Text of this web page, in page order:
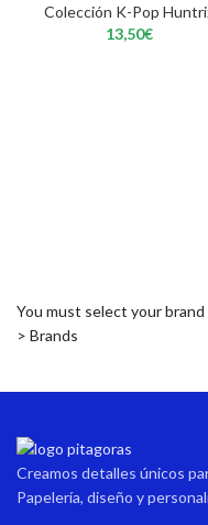
Colección K-Pop
13,50€
You must select your
> Brands
Creamos detalles únicos
Papelería, diseño y